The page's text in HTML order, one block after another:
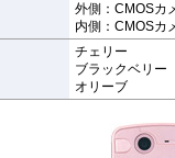
外側：CMOSカ
内側：CMOSカ
チェリー
ブラックベリー
オリーブ